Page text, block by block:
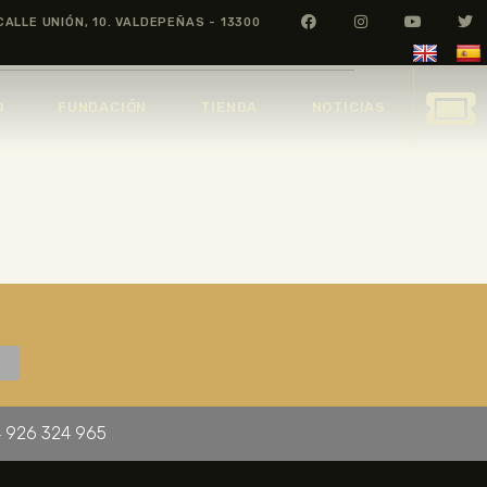
UNIÓN, 10. VALDEPEÑAS - 13300
926 324 965